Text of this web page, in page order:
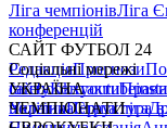
Ліга чемпіонівЛіга
конференцій
САЙТ ФУТБОЛ 24
РедакціяПрогнози
сайтуКонтакти
політикаСтруктура
Соціальні мережі
facebookxyoutube
УКРАЇНА
УкраїнаПерша ліга
ЧЕМПІОНАТИ